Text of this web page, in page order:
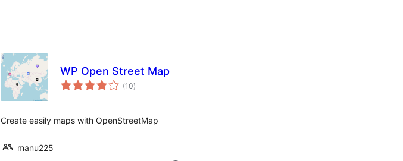
WP Open Street Map
(10avaliações
totais
)
Create easily maps with OpenStreetMap
manu225